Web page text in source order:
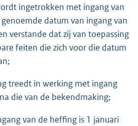
ingetrokken met ingang van
datum van ingang van
verstande dat zij van toepassing
feiten die zich voor die datum
treedt in werking met ingang
die van de bekendmaking;
van de heffing is 1 januari